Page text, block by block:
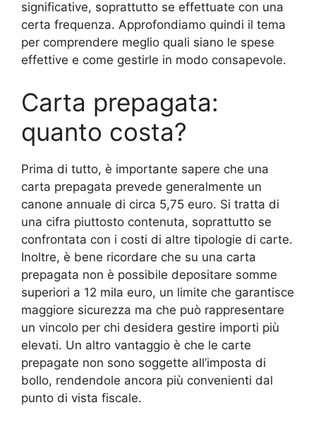
significative, soprattutto se effettuate con una
certa frequenza. Approfondiamo quindi il tema
per comprendere meglio quali siano le spese
effettive e come gestirle in modo consapevole.
Carta prepagata:
quanto costa?
Prima di tutto, è importante sapere che una
carta prepagata prevede generalmente un
canone annuale di circa 5,75 euro. Si tratta di
una cifra piuttosto contenuta, soprattutto se
confrontata con i costi di altre tipologie di carte.
Inoltre, è bene ricordare che su una carta
prepagata non è possibile depositare somme
superiori a 12 mila euro, un limite che garantisce
maggiore sicurezza ma che può rappresentare
un vincolo per chi desidera gestire importi più
elevati. Un altro vantaggio è che le carte
prepagate non sono soggette all’imposta di
bollo, rendendole ancora più convenienti dal
punto di vista fiscale.